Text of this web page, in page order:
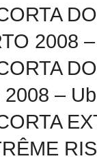
2008
–